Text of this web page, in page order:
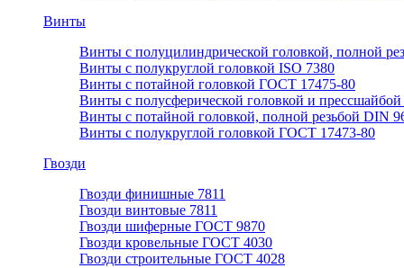
Винты
Винты с полуцилиндрической головкой, полной
Винты с полукруглой головкой ISO 7380
Винты с потайной головкой ГОСТ 17475-80
Винты с полусферической головкой и
Винты с потайной головкой, полной резьбой DIN
Винты с полукруглой головкой ГОСТ 17473-80
Гвозди
Гвозди финишные 7811
Гвозди винтовые 7811
Гвозди шиферные ГОСТ 9870
Гвозди кровельные ГОСТ 4030
Гвозди строительные ГОСТ 4028